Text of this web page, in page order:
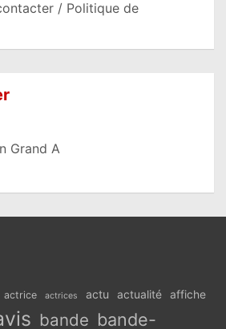
/ Politique de
Grand A
actrice actrices actu actualité affiche
bande bande-